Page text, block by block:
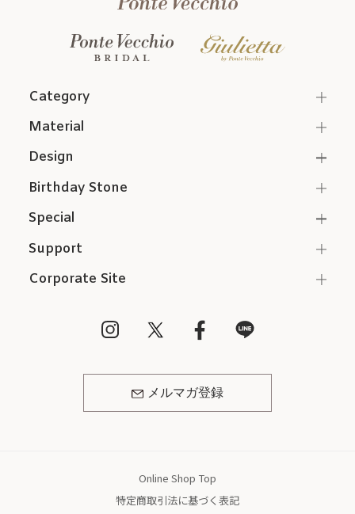
Category
Support
Corporate Site
メルマガ登録
Material
Design
Birthday Stone
Special
Online Shop Top
特定商取引法に基づく表記